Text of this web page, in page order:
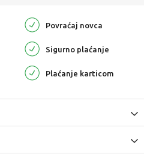
Povraćaj novca
Sigurno plaćanje
Plaćanje karticom